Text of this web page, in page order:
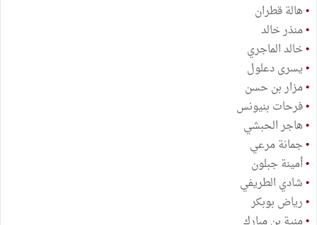
•هالة قطران
•منذر خالد
•خالد الماجري
•يسرى دعلول
•مزار بن حسن
•فرحات بنيونس
•هاجر الحبشي
•جمانة مرعي
•أمينة جبلون
•شادي الطريفي
•رياض بوبكر